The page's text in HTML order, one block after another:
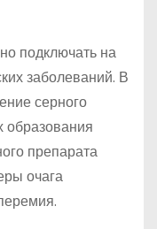
подключать на
заболеваний. В
серного
образования
препарата
очага